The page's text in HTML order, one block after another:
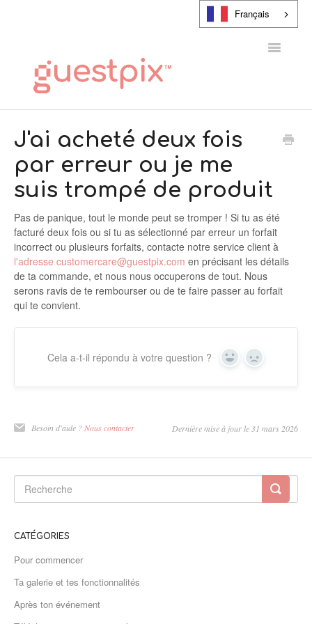
Français
Toggle
CONTACT
J'ai acheté deux fois
par erreur ou je me
suis trompé de produit
Pas de panique, tout le monde peut se tromper ! Si tu as été
facturé deux fois ou si tu as sélectionné par erreur un forfait
incorrect ou plusieurs forfaits, contacte notre service client à
l'adresse customercare@guestpix.com en précisant les détails
de ta commande, et nous nous occuperons de tout. Nous
serons ravis de te rembourser ou de te faire passer au forfait
qui te convient.
Cela a-t-il répondu à votre question ? Oui Non
Besoin d'aide ?Nous contacter Dernière mise à jour le 31 mars 2026
CATÉGORIES
Pour commencer
Ta galerie et tes fonctionnalités
Après ton événement